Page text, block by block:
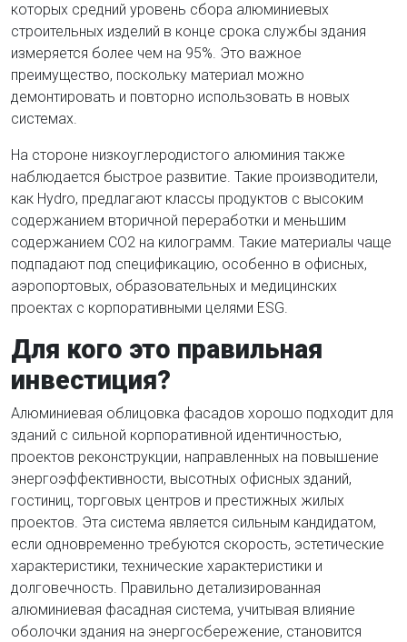
которых средний уровень сбора алюминиевых
строительных изделий в конце срока службы здания
измеряется более чем на 95%. Это важное
преимущество, поскольку материал можно
демонтировать и повторно использовать в новых
системах.
На стороне низкоуглеродистого алюминия также
наблюдается быстрое развитие. Такие производители,
как Hydro, предлагают классы продуктов с высоким
содержанием вторичной переработки и меньшим
содержанием CO2 на килограмм. Такие материалы чаще
подпадают под спецификацию, особенно в офисных,
аэропортовых, образовательных и медицинских
проектах с корпоративными целями ESG.
Для кого это правильная
инвестиция?
Алюминиевая облицовка фасадов хорошо подходит для
зданий с сильной корпоративной идентичностью,
проектов реконструкции, направленных на повышение
энергоэффективности, высотных офисных зданий,
гостиниц, торговых центров и престижных жилых
проектов. Эта система является сильным кандидатом,
если одновременно требуются скорость, эстетические
характеристики, технические характеристики и
долговечность. Правильно детализированная
алюминиевая фасадная система, учитывая влияние
оболочки здания на энергосбережение, становится